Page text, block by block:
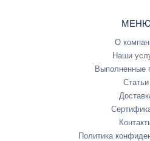
О
Наши
Выполненные
Статьи
Политика